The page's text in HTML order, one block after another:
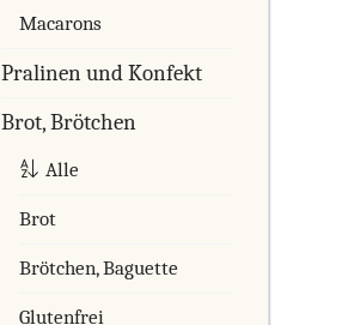
Macarons
Pralinen und Konfekt
Brot, Brötchen
Alle
Brot
Brötchen, Baguette
Glutenfrei